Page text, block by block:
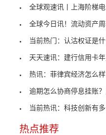
全球观速讯丨上海阶梯电价
全球今日讯！流动资产周转
当前热门：认沽权证是什么
天天速讯：建行信用卡年费
热讯：菲律宾经济怎么样？
逾期怎么协商停息挂账
当前热讯：科技创新有多么
热点推荐